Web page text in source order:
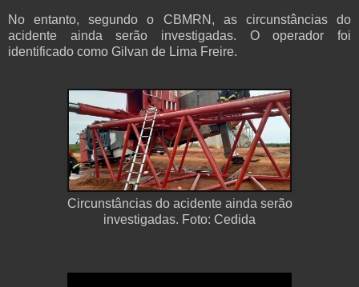
No entanto, segundo o CBMRN, as circunstâncias do
acidente ainda serão investigadas. O operador foi
identificado como Gilvan de Lima Freire.
Circunstâncias do acidente ainda serão
investigadas. Foto: Cedida